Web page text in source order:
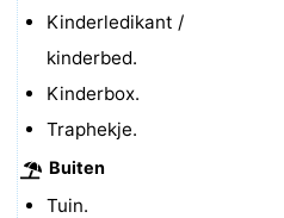
Kinderledikant /
kinderbed.
Kinderbox.
Traphekje.
Buiten
Tuin.